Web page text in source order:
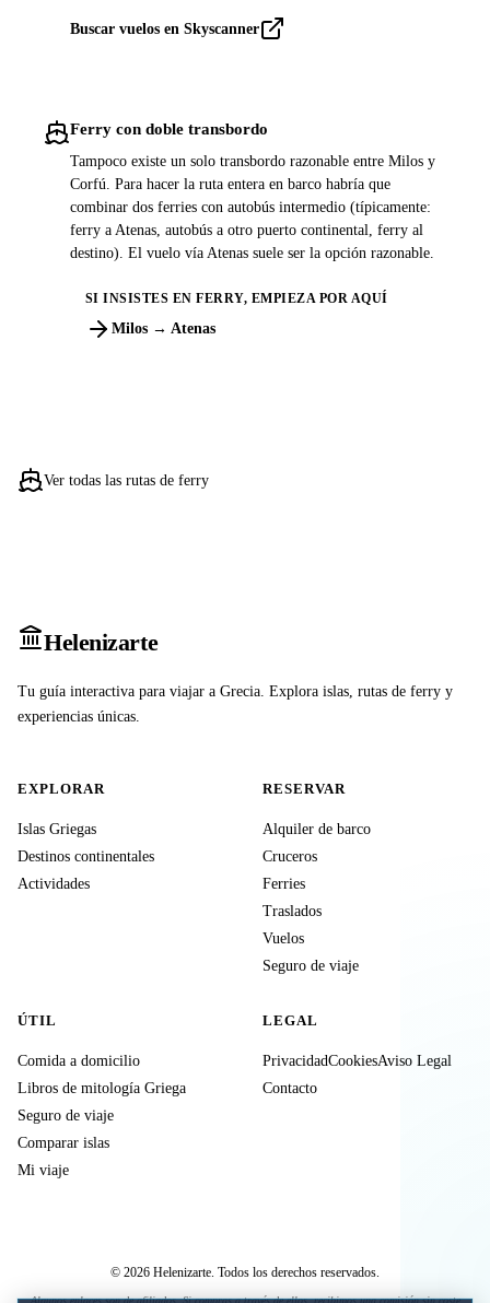
Buscar vuelos en Skyscanner
Ferry con doble transbordo
Tampoco existe un solo transbordo razonable entre Milos y
Corfú. Para hacer la ruta entera en barco habría que
combinar dos ferries con autobús intermedio (típicamente:
ferry a Atenas, autobús a otro puerto continental, ferry al
destino). El vuelo vía Atenas suele ser la opción razonable.
SI INSISTES EN FERRY, EMPIEZA POR AQUÍ
Milos → Atenas
Ver todas las rutas de ferry
Helenizarte
Tu guía interactiva para viajar a Grecia. Explora islas, rutas de ferry y
experiencias únicas.
EXPLORAR
Islas Griegas
Destinos continentales
Actividades
RESERVAR
Alquiler de barco
Cruceros
Ferries
Traslados
Vuelos
Seguro de viaje
ÚTIL
Comida a domicilio
Libros de mitología Griega
Seguro de viaje
Comparar islas
Mi viaje
LEGAL
PrivacidadCookiesAviso Legal
Contacto
© 2026 Helenizarte. Todos los derechos reservados.
Algunos enlaces son de afiliados. Si compras a través de ellos, recibimos una comisión sin coste